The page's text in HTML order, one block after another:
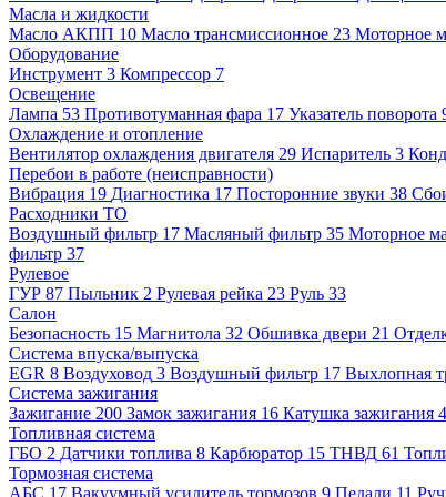
Масла и жидкости
Масло АКПП 10 Масло трансмиссионное 23 Моторное
Оборудование
Инструмент 3 Компрессор 7
Освещение
Лампа 53 Противотуманная фара 17 Указатель поворота
Охлаждение и отопление
Вентилятор охлаждения двигателя 29 Испаритель 3
Перебои в работе (неисправности)
Вибрация 19 Диагностика 17 Посторонние звуки 38
Расходники ТО
Воздушный фильтр 17 Масляный фильтр 35 Моторное
фильтр 37
Рулевое
ГУР 87 Пыльник 2 Рулевая рейка 23 Руль 33
Салон
Безопасность 15 Магнитола 32 Обшивка двери 21
Система впуска/выпуска
EGR 8 Воздуховод 3 Воздушный фильтр 17 Выхлопная
Система зажигания
Зажигание 200 Замок зажигания 16 Катушка зажигания 4
Топливная система
ГБО 2 Датчики топлива 8 Карбюратор 15 ТНВД 61
Тормозная система
АБС 17 Вакуумный усилитель тормозов 9 Педали 11